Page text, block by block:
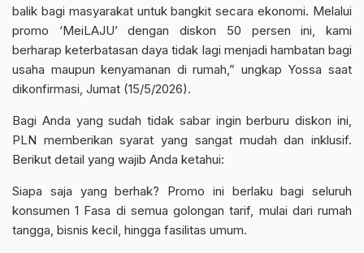
balik bagi masyarakat untuk bangkit secara ekonomi. Melalui
promo ‘MeiLAJU’ dengan diskon 50 persen ini, kami
berharap keterbatasan daya tidak lagi menjadi hambatan bagi
usaha maupun kenyamanan di rumah,” ungkap Yossa saat
dikonfirmasi, Jumat (15/5/2026).
Bagi Anda yang sudah tidak sabar ingin berburu diskon ini,
PLN memberikan syarat yang sangat mudah dan inklusif.
Berikut detail yang wajib Anda ketahui:
Siapa saja yang berhak? Promo ini berlaku bagi seluruh
konsumen 1 Fasa di semua golongan tarif, mulai dari rumah
tangga, bisnis kecil, hingga fasilitas umum.